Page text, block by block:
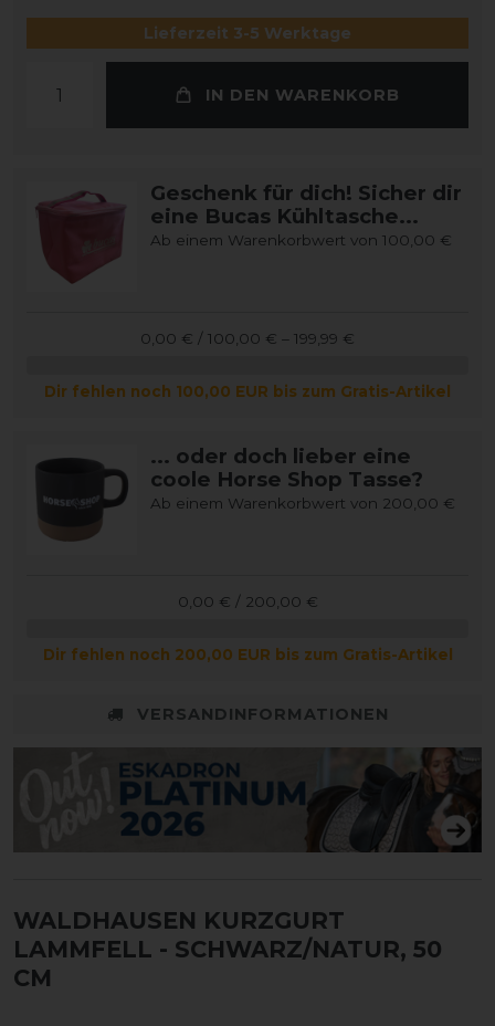
Lieferzeit 3-5 Werktage
IN DEN WARENKORB
Geschenk für dich! Sicher dir
eine Bucas Kühltasche...
Ab einem Warenkorbwert von 100,00 €
0,00 € / 100,00 € – 199,99 €
Dir fehlen noch 100,00 EUR bis zum Gratis-Artikel
... oder doch lieber eine
coole Horse Shop Tasse?
Ab einem Warenkorbwert von 200,00 €
0,00 € / 200,00 €
Dir fehlen noch 200,00 EUR bis zum Gratis-Artikel
VERSANDINFORMATIONEN
WALDHAUSEN KURZGURT
LAMMFELL - SCHWARZ/NATUR, 50
CM